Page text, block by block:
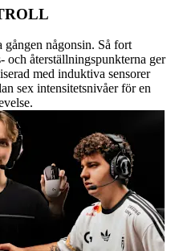
någonsin. Så fort
och återställningspunkterna ger
med induktiva sensorer
sex intensitetsnivåer för en